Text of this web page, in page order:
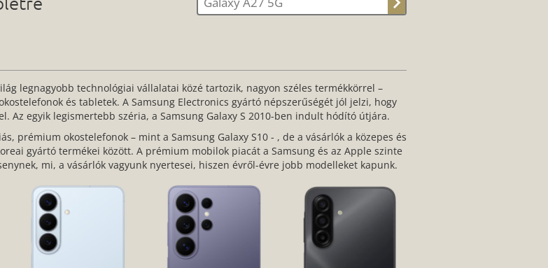
legnagyobb technológiai vállalatai közé tartozik, nagyon széles termékkörrel –
és tabletek. A Samsung Electronics gyártó népszerűségét jól jelzi, hogy
Az egyik legismertebb széria, a Samsung Galaxy S 2010-ben indult hódító útjára.
prémium okostelefonok – mint a Samsung Galaxy S10 - , de a vásárlók a közepes és
gyártó termékei között. A prémium mobilok piacát a Samsung és az Apple szinte
mi, a vásárlók vagyunk nyertesei, hiszen évről-évre jobb modelleket kapunk.